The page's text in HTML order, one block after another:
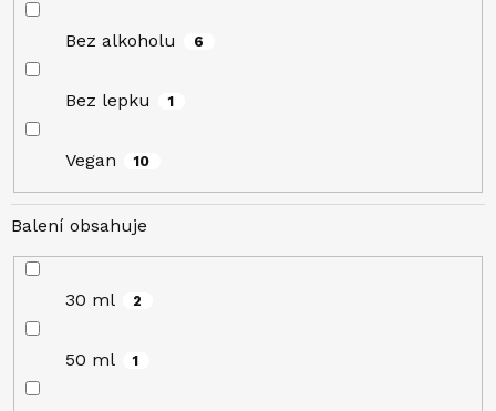
Bez alkoholu 6
Bez lepku 1
Vegan 10
Balení obsahuje
30 ml 2
50 ml 1